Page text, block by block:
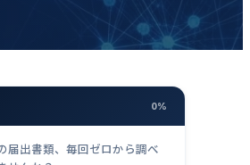
0%
届出書類、毎回ゼロから調べ